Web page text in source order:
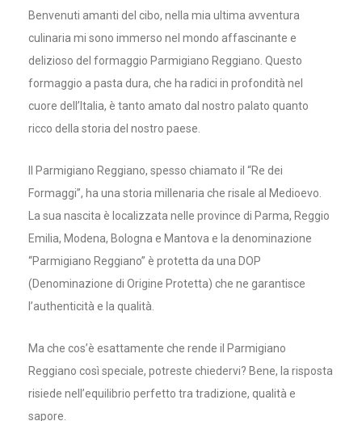
Benvenuti amanti del cibo, nella mia ultima avventura
culinaria mi sono immerso nel mondo affascinante e
delizioso del formaggio Parmigiano Reggiano. Questo
formaggio a pasta dura, che ha radici in profondità nel
cuore dell’Italia, è tanto amato dal nostro palato quanto
ricco della storia del nostro paese.
Il Parmigiano Reggiano, spesso chiamato il “Re dei
Formaggi”, ha una storia millenaria che risale al Medioevo.
La sua nascita è localizzata nelle province di Parma, Reggio
Emilia, Modena, Bologna e Mantova e la denominazione
“Parmigiano Reggiano” è protetta da una DOP
(Denominazione di Origine Protetta) che ne garantisce
l’authenticità e la qualità.
Ma che cos’è esattamente che rende il Parmigiano
Reggiano così speciale, potreste chiedervi? Bene, la risposta
risiede nell’equilibrio perfetto tra tradizione, qualità e
sapore.